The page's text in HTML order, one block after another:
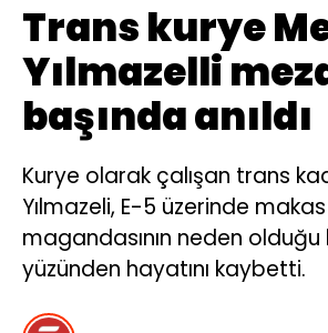
Trans kurye
Yılmazelli
başında anıldı
Kurye olarak çalışan trans
Yılmazeli, E-5 üzerinde
magandasının neden olduğu
yüzünden hayatını kaybetti.